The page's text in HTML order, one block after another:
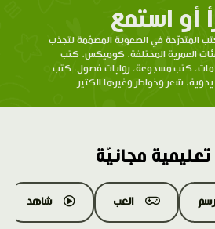
أو استمع
المتدرّحة في الصعوبة المصمّمة لتجذب
العمرية المختلفة. كوميكس، كتب
كتب مسجوعة، روايات فصول، كتب
شعر وخواطر وغيرها الكثير...
تعليمية مجانيّة
العب شاهد